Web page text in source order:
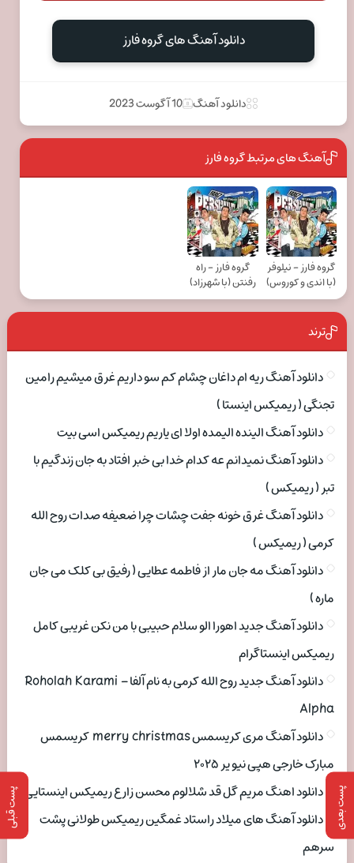
پست بعدی پست قبلی
دانلود آهنگ های گروه فارز
دانلود آهنگ 10 آگوست 2023
آهنگ های مرتبط گروه فارز
گروه فارز - نیلوفر
(با اندی و کوروس)
گروه فارز - راه
رفنتن (با شهرزاد)
ترند
دانلود آهنگ ریه ام داغان چشام کم سو داریم غرق میشیم رامین
تجنگی ( ریمیکس اینستا )
دانلود آهنگ الینده الیمده اولا ای یاریم ریمیکس اسی بیت
دانلود آهنگ نمیدانم عه کدام خدا بی خبر افتاد به جان زندگیم با
تبر ( ریمیکس )
دانلود آهنگ غرق خونه جفت چشات چرا ضعیفه صدات روح الله
کرمی ( ریمیکس )
دانلود آهنگ مه جان مار از فاطمه عطایی ( رفیق بی کلک می جان
ماره )
دانلود آهنگ جدید اهورا الو سلام حبیبی با من نکن غریبی کامل
ریمیکس اینستاگرام
دانلود آهنگ جدید روح الله کرمی به نام آلفا Roholah Karami –
Alpha
دانلود آهنگ مری کریسمس merry christmas کریسمس
مبارک خارجی هپی نیو یر ۲۰۲۵
دانلود اهنگ مریم گل قد شلالوم محسن زارع ریمیکس اینستایی
دانلود آهنگ های میلاد راستاد غمگین ریمیکس طولانی پشت
سرهم